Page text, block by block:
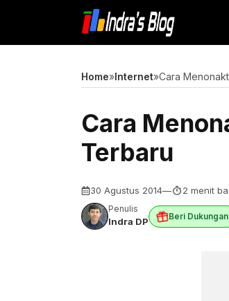
isi
Home»Internet»Cara
Cara
Terbaru
30 Agustus 2014— 2 menit
Penulis
Indra DP Beri